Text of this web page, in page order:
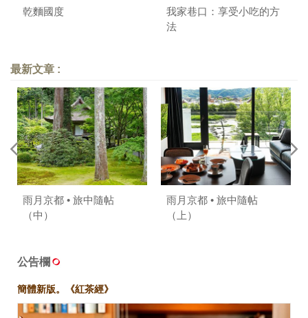
乾麵國度
我家巷口：享受小吃的方
法
最新文章 :
雨月京都 • 旅中隨帖
（中）
雨月京都 • 旅中隨帖
（上）
公告欄
簡體新版。《紅茶經》